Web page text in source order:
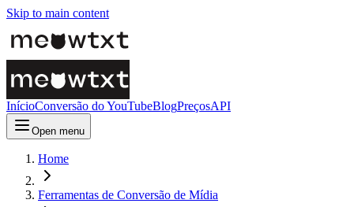
Skip to main content
InícioConversão do YouTubeBlogPreçosAPI
Open menu
Home
Ferramentas de Conversão de Mídia